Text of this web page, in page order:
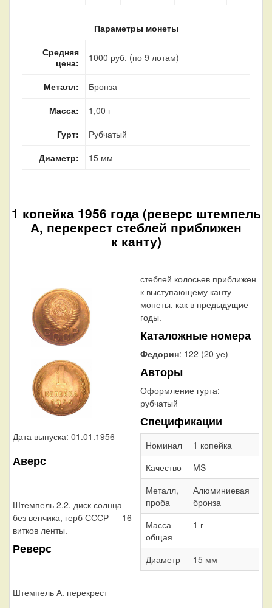
Параметры монеты
Средняя
цена:
1000 руб. (по 9 лотам)
Металл:
Бронза
Масса:
1,00 г
Гурт:
Рубчатый
Диаметр:
15 мм
1 копейка 1956 года (реверс штемпель
А, перекрест стеблей приближен
к канту)
Дата выпуска: 01.01.1956
Аверс
Штемпель 2.2. диск солнца
без венчика, герб СССР — 16
витков ленты.
Реверс
Штемпель А. перекрест
стеблей колосьев приближен
к выступающему канту
монеты, как в предыдущие
годы.
Каталожные номера
Федорин: 122 (20 уе)
Авторы
Оформление гурта:
рубчатый
Спецификации
Номинал
1 копейка
Качество
MS
Металл,
проба
Алюминиевая
бронза
Масса
общая
1 г
Диаметр 15 мм